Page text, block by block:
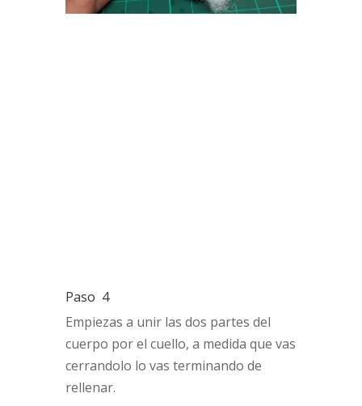
Paso 4
Empiezas a unir las dos partes del
cuerpo por el cuello, a medida que vas
cerrandolo lo vas terminando de
rellenar.